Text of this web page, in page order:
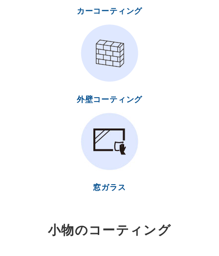
カーコーティング
外壁コーティング
窓ガラス
小物のコーティング